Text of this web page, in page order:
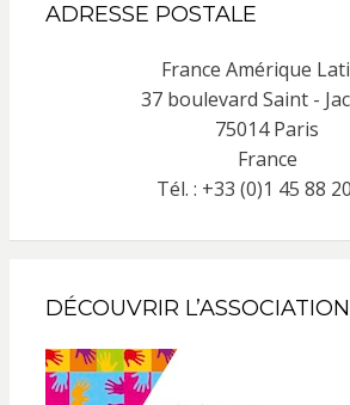
ADRESSE POSTALE
France Amérique
37 boulevard Saint -
75014 Paris
France
Tél. : +33 (0)1 45 88
DÉCOUVRIR L’ASSOCIATION